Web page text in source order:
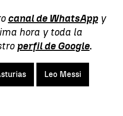
canal de WhatsAppy
hora y toda la
perfil de Google.
Leo Messi